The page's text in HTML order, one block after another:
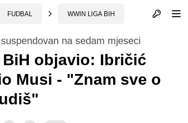
FUDBAL WWIN LIGA BIH Otvori profil
na sedam mjeseci
objavio: Ibričić
Musi - "Znam sve o